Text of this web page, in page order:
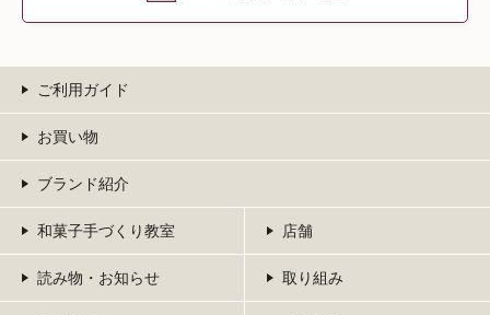
ご利用ガイド
お買い物
ブランド紹介
和菓子手づくり教室 店舗
読み物・お知らせ 取り組み